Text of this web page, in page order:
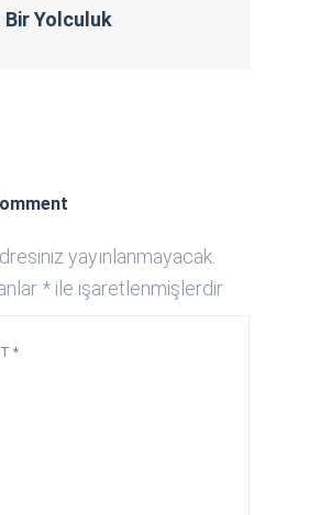
Bir Yolculuk
yayınlanmayacak.
* ile işaretlenmişlerdir
*